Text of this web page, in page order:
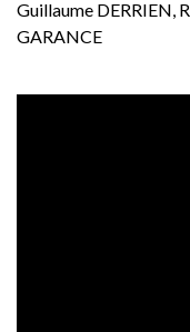
Guillaume DERRIEN,
GARANCE